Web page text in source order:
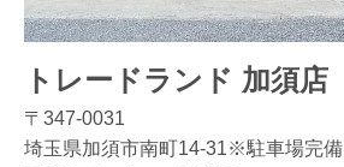
トレードランド 加須店
〒347-0031
埼玉県加須市南町14-31※駐車場完備